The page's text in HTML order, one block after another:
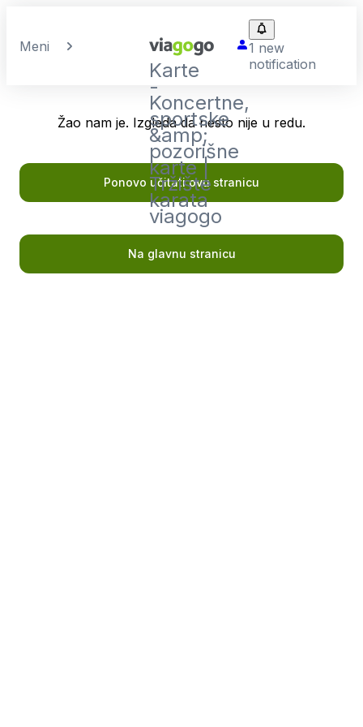
Meni
Karte
-
Koncertne,
sportske
&amp;
pozorišne
karte |
Tržište
karata
viagogo
1 new
notification
Žao nam je. Izgleda da nesto nije u redu.
Ponovo učitati ovu stranicu
Na glavnu stranicu